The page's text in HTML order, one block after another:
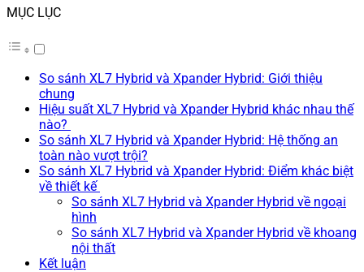
MỤC LỤC
So sánh XL7 Hybrid và Xpander Hybrid: Giới thiệu
chung
Hiệu suất XL7 Hybrid và Xpander Hybrid khác nhau thế
nào?
So sánh XL7 Hybrid và Xpander Hybrid: Hệ thống an
toàn nào vượt trội?
So sánh XL7 Hybrid và Xpander Hybrid: Điểm khác biệt
về thiết kế
So sánh XL7 Hybrid và Xpander Hybrid về ngoại
hình
So sánh XL7 Hybrid và Xpander Hybrid về khoang
nội thất
Kết luận